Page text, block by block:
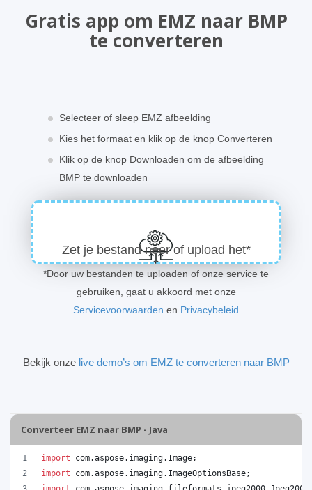
Gratis app om EMZ naar BMP
te converteren
Selecteer of sleep EMZ afbeelding
Kies het formaat en klik op de knop Converteren
Klik op de knop Downloaden om de afbeelding
BMP te downloaden
Zet je bestand neer of upload het*
*Door uw bestanden te uploaden of onze service te
gebruiken, gaat u akkoord met onze
Servicevoorwaarden en Privacybeleid
Bekijk onze live demo’s om EMZ te converteren naar BMP
Converteer EMZ naar BMP - Java
import com.aspose. imaging. Image;
import
com.aspose. imaging. ImageOptionsBase;